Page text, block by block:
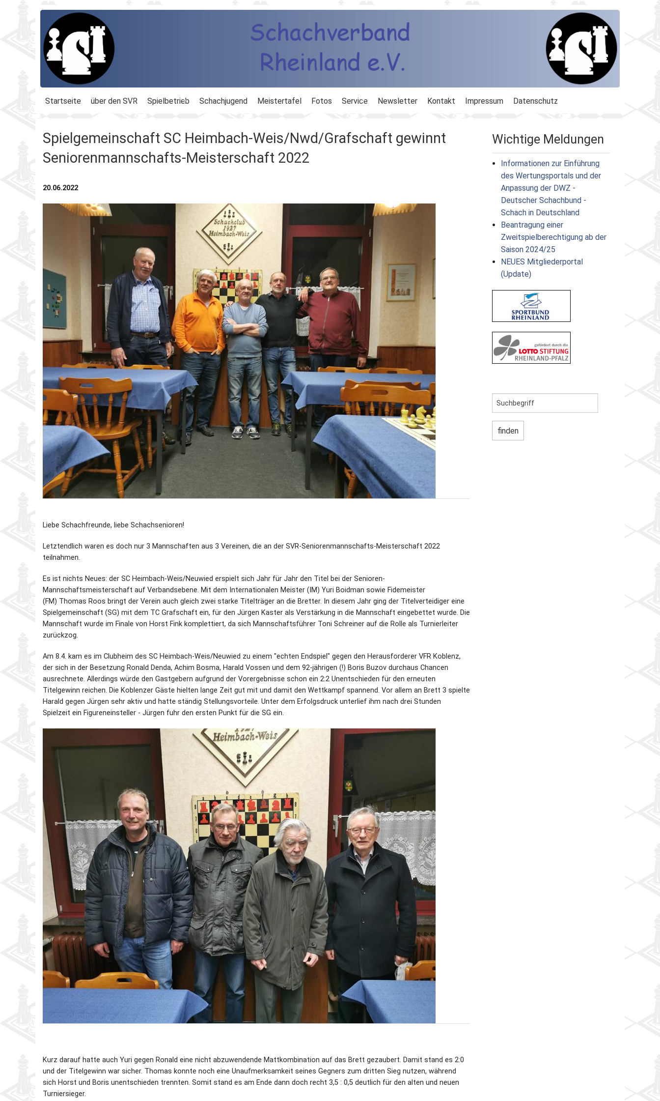
Startseite über den SVR
Ehrenmitglieder
Schiedsgericht
Protokolle
Partner
Spielbetrieb
Schnellschach-E.
Senioren-MM
Senioren-SSEM
Schachjugend Meistertafel Fotos Service
Formulare
Newsletter Kontakt Impressum Datenschutz
Spielgemeinschaft SC Heimbach-Weis/Nwd/Grafschaft gewinnt
Seniorenmannschafts-Meisterschaft 2022
20.06.2022
Liebe Schachfreunde, liebe Schachsenioren!
Letztendlich waren es doch nur 3 Mannschaften aus 3 Vereinen, die an der SVR-Seniorenmannschafts-Meisterschaft 2022
teilnahmen.
Es ist nichts Neues: der SC Heimbach-Weis/Neuwied erspielt sich Jahr für Jahr den Titel bei der Senioren-
Mannschaftsmeisterschaft auf Verbandsebene. Mit dem Internationalen Meister (IM) Yuri Boidman sowie Fidemeister
(FM) Thomas Roos bringt der Verein auch gleich zwei starke Titelträger an die Bretter. In diesem Jahr ging der Titelverteidiger eine
Spielgemeinschaft (SG) mit dem TC Grafschaft ein, für den Jürgen Kaster als Verstärkung in die Mannschaft eingebettet wurde. Die
Mannschaft wurde im Finale von Horst Fink komplettiert, da sich Mannschaftsführer Toni Schreiner auf die Rolle als Turnierleiter
zurückzog.
Am 8.4. kam es im Clubheim des SC Heimbach-Weis/Neuwied zu einem "echten Endspiel" gegen den Herausforderer VFR Koblenz,
der sich in der Besetzung Ronald Denda, Achim Bosma, Harald Vossen und dem 92-jährigen (!) Boris Buzov durchaus Chancen
ausrechnete. Allerdings würde den Gastgebern aufgrund der Vorergebnisse schon ein 2:2 Unentschieden für den erneuten
Titelgewinn reichen. Die Koblenzer Gäste hielten lange Zeit gut mit und damit den Wettkampf spannend. Vor allem an Brett 3 spielte
Harald gegen Jürgen sehr aktiv und hatte ständig Stellungsvorteile. Unter dem Erfolgsdruck unterlief ihm nach drei Stunden
Spielzeit ein Figureneinsteller - Jürgen fuhr den ersten Punkt für die SG ein.
Kurz darauf hatte auch Yuri gegen Ronald eine nicht abzuwendende Mattkombination auf das Brett gezaubert. Damit stand es 2:0
und der Titelgewinn war sicher. Thomas konnte noch eine Unaufmerksamkeit seines Gegners zum dritten Sieg nutzen, während
sich Horst und Boris unentschieden trennten. Somit stand es am Ende dann doch recht 3,5 : 0,5 deutlich für den alten und neuen
Turniersieger.
Wichtige Meldungen
Informationen zur Einführung
des Wertungsportals und der
Anpassung der DWZ -
Deutscher Schachbund -
Schach in Deutschland
Beantragung einer
Zweitspielberechtigung ab der
Saison 2024/25
NEUES Mitgliederportal
(Update)